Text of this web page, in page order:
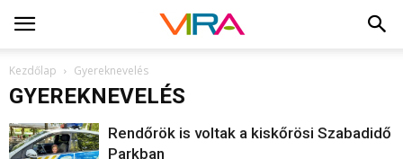
Kezdőlap Gyereknevelés
GYEREKNEVELÉS
Rendőrök is voltak a kiskőrösi Szabadidő
Parkban